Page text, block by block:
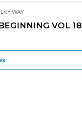
WAY
VOL 18